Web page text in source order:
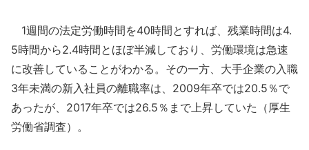
1週間の法定労働時間を40時間とすれば、残業時間は4.
5時間から2.4時間とほぼ半減しており、労働環境は急速
に改善していることがわかる。その一方、大手企業の入職
3年未満の新入社員の離職率は、2009年卒では20.5％で
あったが、2017年卒では26.5％まで上昇していた（厚生
労働省調査）。